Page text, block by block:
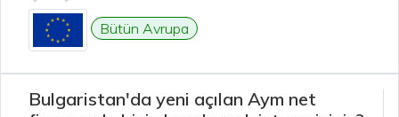
Bütün Avrupa
Bulgaristan'da yeni açılan Aym net